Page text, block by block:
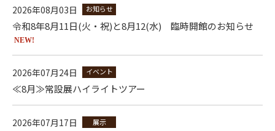
2026年08月03日 お知らせ
令和8年8月11日(火・祝)と8月12(水) 臨時開館のお知らせ
NEW!
2026年07月24日 イベント
≪8月≫常設展ハイライトツアー
2026年07月17日 展示